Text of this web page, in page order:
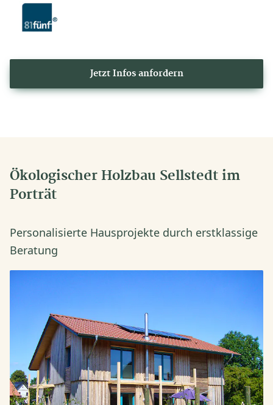
Jetzt Infos anfordern
Ökologischer Holzbau Sellstedt im
Porträt
Personalisierte Hausprojekte durch erstklassige
Beratung